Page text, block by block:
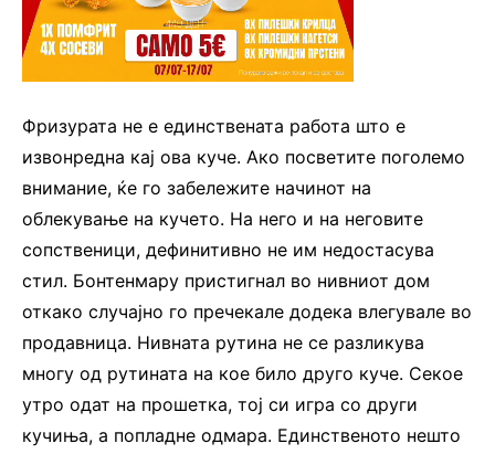
Фризурата не е единствената работа што е
извонредна кај ова куче. Ако посветите поголемо
внимание, ќе го забележите начинот на
облекување на кучето. На него и на неговите
сопственици, дефинитивно не им недостасува
стил. Бонтенмару пристигнал во нивниот дом
откако случајно го пречекале додека влегувале во
продавница. Нивната рутина не се разликува
многу од рутината на кое било друго куче. Секое
утро одат на прошетка, тој си игра со други
кучиња, а попладне одмара. Единственото нешто